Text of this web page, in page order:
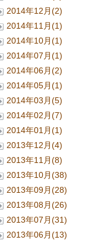
2014年12月(2)
2014年11月(1)
2014年10月(1)
2014年07月(1)
2014年06月(2)
2014年05月(1)
2014年03月(5)
2014年02月(7)
2014年01月(1)
2013年12月(4)
2013年11月(8)
2013年10月(38)
2013年09月(28)
2013年08月(26)
2013年07月(31)
2013年06月(13)